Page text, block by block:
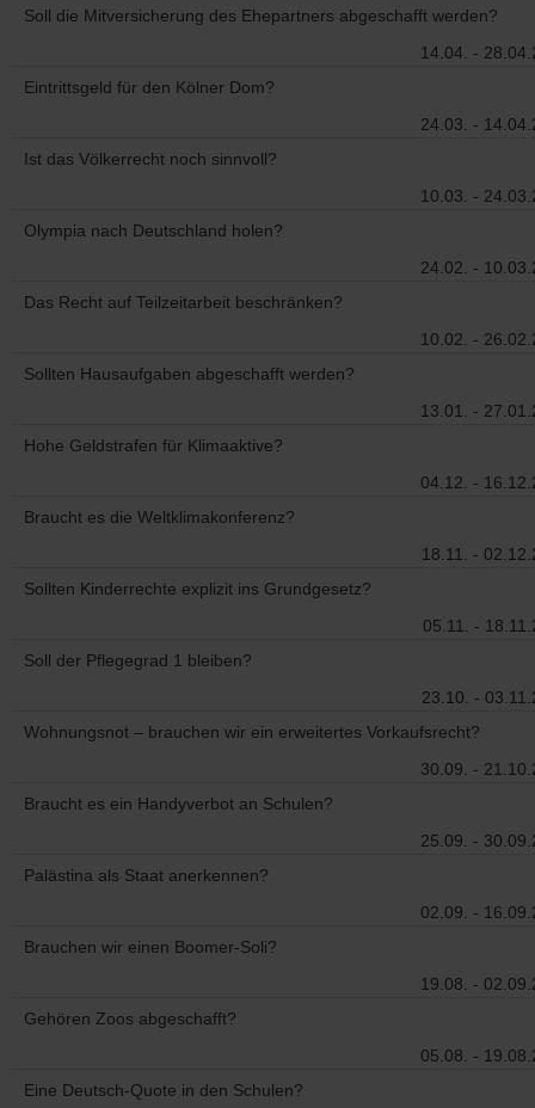
Soll die Mitversicherung des Ehepartners abgeschafft werden?
14.04. -
Eintrittsgeld für den Kölner Dom?
24.03. -
Ist das Völkerrecht noch sinnvoll?
10.03. -
Olympia nach Deutschland holen?
24.02. -
Das Recht auf Teilzeitarbeit beschränken?
10.02. -
Sollten Hausaufgaben abgeschafft werden?
13.01. -
Hohe Geldstrafen für Klimaaktive?
04.12. -
Braucht es die Weltklimakonferenz?
18.11. -
Sollten Kinderrechte explizit ins Grundgesetz?
05.11. -
Soll der Pflegegrad 1 bleiben?
23.10. -
Wohnungsnot – brauchen wir ein erweitertes Vorkaufsrecht?
30.09. -
Braucht es ein Handyverbot an Schulen?
25.09. -
Palästina als Staat anerkennen?
02.09. -
Brauchen wir einen Boomer-Soli?
19.08. -
Gehören Zoos abgeschafft?
05.08. -
Eine Deutsch-Quote in den Schulen?